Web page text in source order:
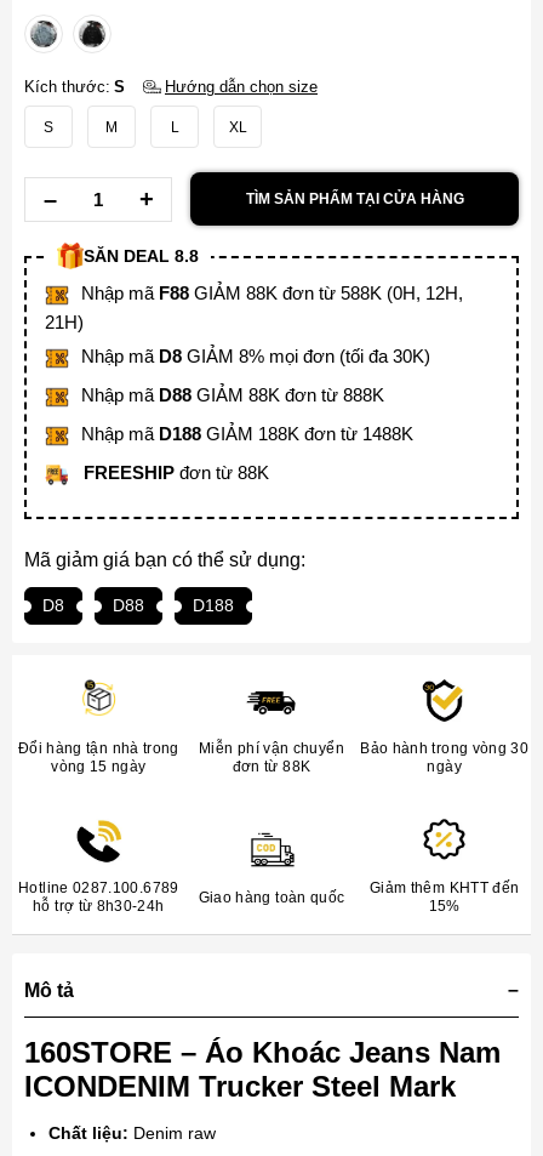
SĂN DEAL 8.8
Nhập mã F88 GIẢM 88K đơn từ 588K (0H, 12H,
21H)
Nhập mã D8 GIẢM 8% mọi đơn (tối đa 30K)
Nhập mã D88 GIẢM 88K đơn từ 888K
Nhập mã D188 GIẢM 188K đơn từ 1488K
FREESHIP đơn từ 88K
Mã giảm giá bạn có thể sử dụng:
D8 D88 D188
Kích thước: S Hướng dẫn chọn size
S M L XL
TÌM SẢN PHẨM TẠI CỬA HÀNG
Đổi hàng tận nhà trong
vòng 15 ngày
Miễn phí vận chuyển
đơn từ 88K
Bảo hành trong vòng 30
ngày
Hotline 0287.100.6789
hỗ trợ từ 8h30-24h
Giao hàng toàn quốc
Giảm thêm KHTT đến
15%
Mô tả
160STORE – Áo Khoác Jeans Nam
ICONDENIM Trucker Steel Mark
Chất liệu: Denim raw